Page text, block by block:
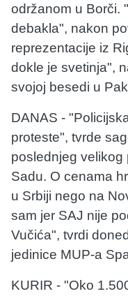
održanom u Borči.
debakla", nakon
reprezentacije iz
dokle je svetinja",
svojoj besedi u
DANAS -
proteste", tvrde
poslednjeg velikog
Sadu. O cenama
u Srbiji nego na
sam jer SAJ nije
Vučića", tvrdi
jedinice MUP-a
KURIR - "Oko